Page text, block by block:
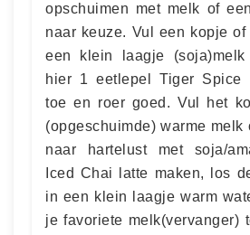
opschuimen met melk of
naar keuze. Vul een kopje
een klein laagje
hier 1 eetlepel Tiger Spice
toe en roer goed. Vul het
(opgeschuimde) warme melk
naar hartelust met soja/
Iced Chai latte maken, los
in een klein laagje warm
je favoriete melk(vervanger)